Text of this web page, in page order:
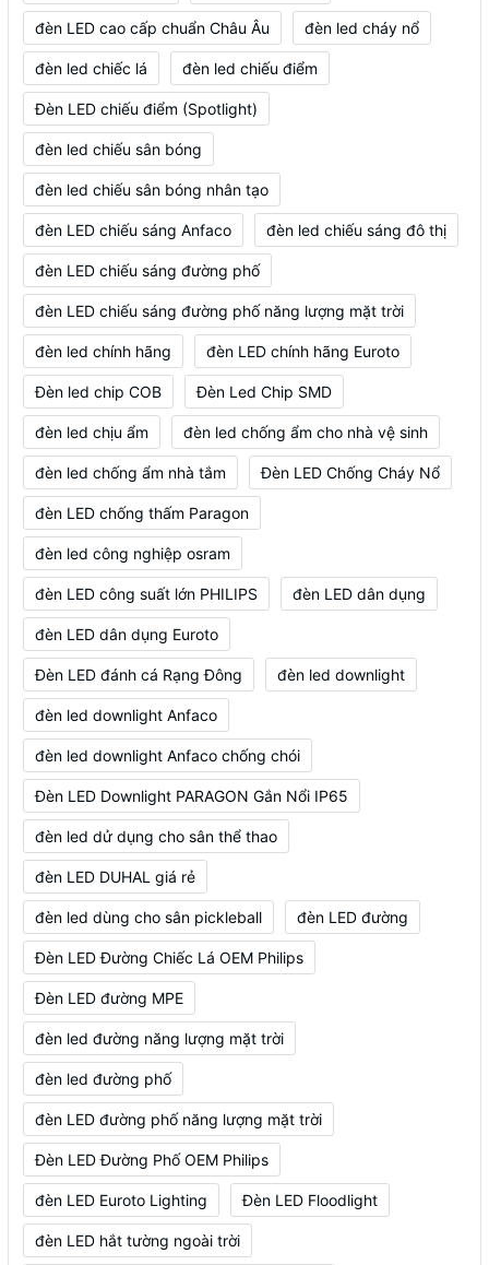
đèn LED cao cấp chuẩn Châu Âu đèn led cháy nổ
đèn led chiếc lá đèn led chiếu điểm
Đèn LED chiếu điểm (Spotlight)
đèn led chiếu sân bóng
đèn led chiếu sân bóng nhân tạo
đèn LED chiếu sáng Anfaco đèn led chiếu sáng đô thị
đèn LED chiếu sáng đường phố
đèn LED chiếu sáng đường phố năng lượng mặt trời
đèn led chính hãng đèn LED chính hãng Euroto
Đèn led chip COB Đèn Led Chip SMD
đèn led chịu ẩm đèn led chống ẩm cho nhà vệ sinh
đèn led chống ẩm nhà tắm Đèn LED Chống Cháy Nổ
đèn LED chống thấm Paragon
đèn led công nghiệp osram
đèn LED công suất lớn PHILIPS đèn LED dân dụng
đèn LED dân dụng Euroto
Đèn LED đánh cá Rạng Đông đèn led downlight
đèn led downlight Anfaco
đèn led downlight Anfaco chống chói
Đèn LED Downlight PARAGON Gắn Nổi IP65
đèn led dử dụng cho sân thể thao
đèn LED DUHAL giá rẻ
đèn led dùng cho sân pickleball đèn LED đường
Đèn LED Đường Chiếc Lá OEM Philips
Đèn LED đường MPE
đèn led đường năng lượng mặt trời
đèn led đường phố
đèn LED đường phố năng lượng mặt trời
Đèn LED Đường Phố OEM Philips
đèn LED Euroto Lighting Đèn LED Floodlight
đèn LED hắt tường ngoài trời